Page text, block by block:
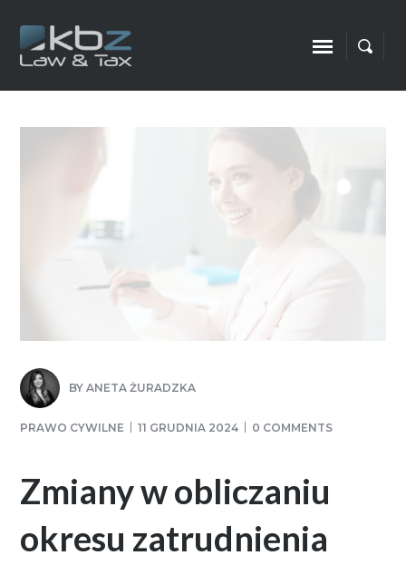
BYANETA ŻURADZKA
PRAWO CYWILNE 11 GRUDNIA 2024 0 COMMENTS
Zmiany w obliczaniu
okresu zatrudnienia